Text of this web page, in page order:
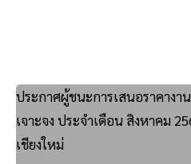
ประกาศผู้ชนะการเสนอราคางา
เจาะจง ประจำเดือน สิงหาคม
เชียงใหม่